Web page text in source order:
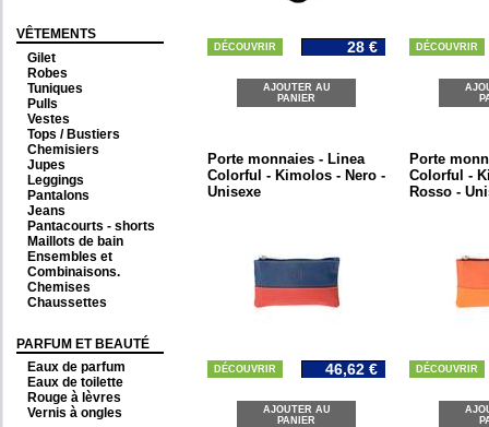
VÊTEMENTS
Gilet
Robes
Tuniques
Pulls
Vestes
Tops / Bustiers
Chemisiers
Jupes
Leggings
Pantalons
Jeans
Pantacourts - shorts
Maillots de bain
Ensembles et
Combinaisons.
Chemises
Chaussettes
PARFUM ET BEAUTÉ
Eaux de parfum
Eaux de toilette
Rouge à lèvres
Vernis à ongles
DÉCOUVRIR 28 €
AJOUTER AU
PANIER
DÉCOUVRIR
Porte monnaies - Linea
Colorful - Kimolos - Nero -
Unisexe
DÉCOUVRIR 46,62 €
AJOUTER AU
PANIER
Porte
Colorful -
Rosso -
DÉCOUVRIR